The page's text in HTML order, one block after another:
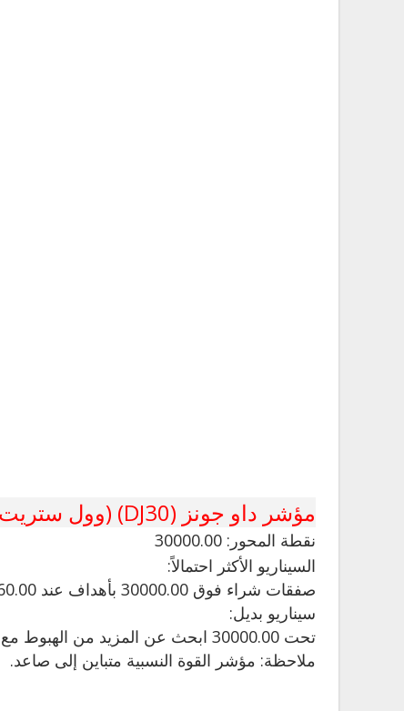
مؤشر داو جونز (DJ30) (وول ستريت)
نقطة المحور: 30000.00
السيناريو الأكثر احتمالاً:
صفقات شراء فوق 30000.00 بأهداف عند 30360.00 و 30500.00 في التمديد.
سيناريو بديل:
تحت 30000.00 ابحث عن المزيد من الهبوط مع 29855.00 و 29730.00 كأهداف.
ملاحظة: مؤشر القوة النسبية متباين إلى صاعد.